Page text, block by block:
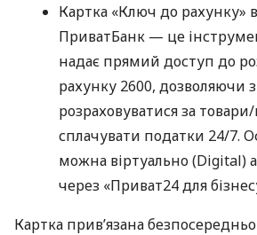
Картка «Ключ до рахунку»
ПриватБанк — це
надає прямий доступ до
рахунку 2600, дозволяючи
розраховуватися за
сплачувати податки 24/7.
можна віртуально (Digital)
через «Приват24 для
Картка прив’язана